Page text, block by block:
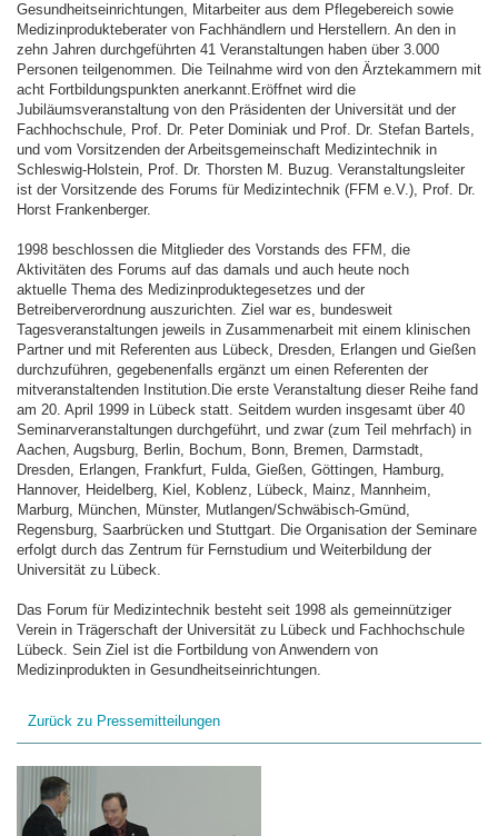
Gesundheitseinrichtungen, Mitarbeiter aus dem Pflegebereich sowie
Medizinprodukteberater von Fachhändlern und Herstellern. An den in
zehn Jahren durchgeführten 41 Veranstaltungen haben über 3.000
Personen teilgenommen. Die Teilnahme wird von den Ärztekammern mit
acht Fortbildungspunkten anerkannt.Eröffnet wird die
Jubiläumsveranstaltung von den Präsidenten der Universität und der
Fachhochschule, Prof. Dr. Peter Dominiak und Prof. Dr. Stefan Bartels,
und vom Vorsitzenden der Arbeitsgemeinschaft Medizintechnik in
Schleswig-Holstein, Prof. Dr. Thorsten M. Buzug. Veranstaltungsleiter
ist der Vorsitzende des Forums für Medizintechnik (FFM e.V.), Prof. Dr.
Horst Frankenberger.
1998 beschlossen die Mitglieder des Vorstands des FFM, die
Aktivitäten des Forums auf das damals und auch heute noch
aktuelle Thema des Medizinproduktegesetzes und der
Betreiberverordnung auszurichten. Ziel war es, bundesweit
Tagesveranstaltungen jeweils in Zusammenarbeit mit einem klinischen
Partner und mit Referenten aus Lübeck, Dresden, Erlangen und Gießen
durchzuführen, gegebenenfalls ergänzt um einen Referenten der
mitveranstaltenden Institution.Die erste Veranstaltung dieser Reihe fand
am 20. April 1999 in Lübeck statt. Seitdem wurden insgesamt über 40
Seminarveranstaltungen durchgeführt, und zwar (zum Teil mehrfach) in
Aachen, Augsburg, Berlin, Bochum, Bonn, Bremen, Darmstadt,
Dresden, Erlangen, Frankfurt, Fulda, Gießen, Göttingen, Hamburg,
Hannover, Heidelberg, Kiel, Koblenz, Lübeck, Mainz, Mannheim,
Marburg, München, Münster, Mutlangen/Schwäbisch-Gmünd,
Regensburg, Saarbrücken und Stuttgart. Die Organisation der Seminare
erfolgt durch das Zentrum für Fernstudium und Weiterbildung der
Universität zu Lübeck.
Das Forum für Medizintechnik besteht seit 1998 als gemeinnütziger
Verein in Trägerschaft der Universität zu Lübeck und Fachhochschule
Lübeck. Sein Ziel ist die Fortbildung von Anwendern von
Medizinprodukten in Gesundheitseinrichtungen.
Zurück zu Pressemitteilungen